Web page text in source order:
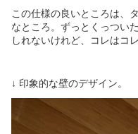
この仕様の良いところは、
なところ。ずっとくっつい
しれないけれど、コレはコ
↓ 印象的な壁のデザイン。